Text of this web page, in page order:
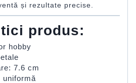
și rezultate precise.
produs:
hobby
7.6 cm
uniformă